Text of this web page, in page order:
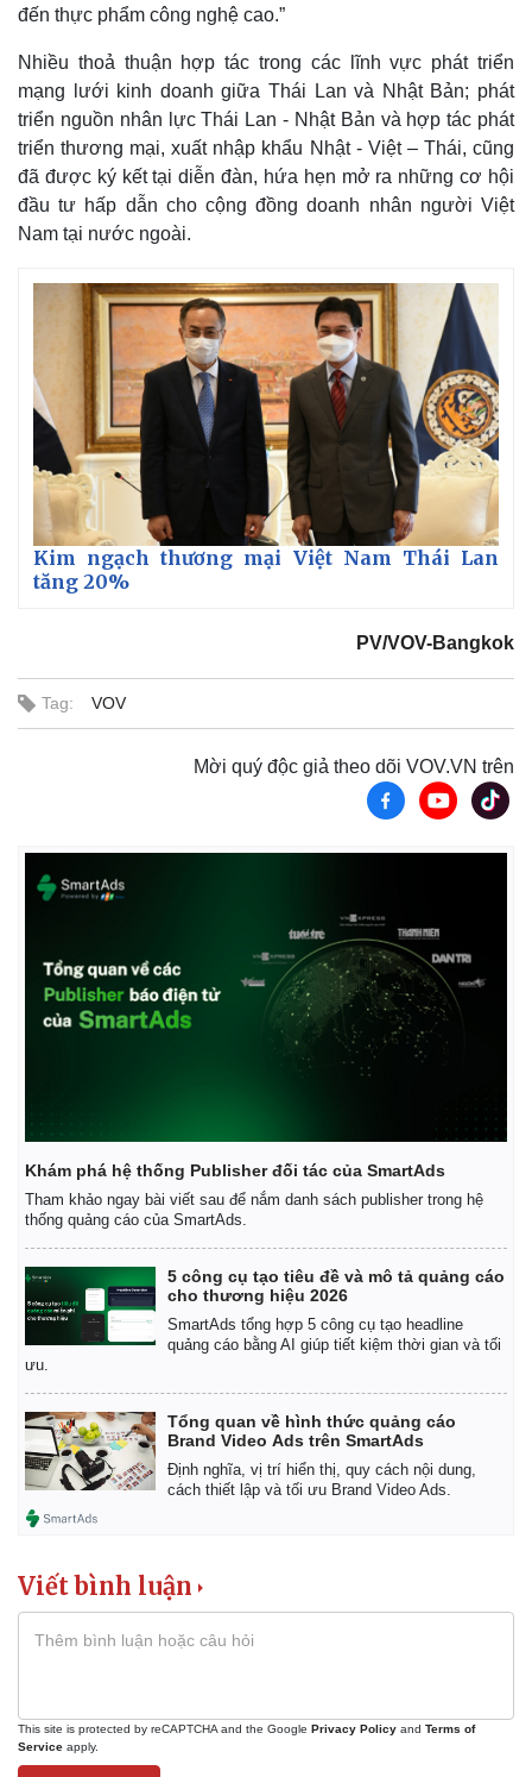
Kinh tế
Khởi nghiệp
Tiêu dùng
Tỷ giá
Giá cà phê
đến thực phẩm công nghệ cao.”
Nhiều thoả thuận hợp tác trong các lĩnh vực phát triển
mạng lưới kinh doanh giữa Thái Lan và Nhật Bản; phát
triển nguồn nhân lực Thái Lan - Nhật Bản và hợp tác phát
triển thương mại, xuất nhập khẩu Nhật - Việt – Thái, cũng
đã được ký kết tại diễn đàn, hứa hẹn mở ra những cơ hội
đầu tư hấp dẫn cho cộng đồng doanh nhân người Việt
Nam tại nước ngoài.
Kim ngạch thương mại Việt Nam Thái Lan
tăng 20%
PV/VOV-Bangkok
Tag: VOV
Mời quý độc giả theo dõi VOV.VN trên
Khám phá hệ thống Publisher đối tác của SmartAds
Tham khảo ngay bài viết sau để nắm danh sách publisher trong hệ
thống quảng cáo của SmartAds.
5 công cụ tạo tiêu đề và mô tả quảng cáo
cho thương hiệu 2026
SmartAds tổng hợp 5 công cụ tạo headline
quảng cáo bằng AI giúp tiết kiệm thời gian và tối
ưu.
Tổng quan về hình thức quảng cáo
Brand Video Ads trên SmartAds
Định nghĩa, vị trí hiển thị, quy cách nội dung,
cách thiết lập và tối ưu Brand Video Ads.
Viết bình luận
This site is protected by reCAPTCHA and the Google Privacy Policy and Terms of
Service apply.